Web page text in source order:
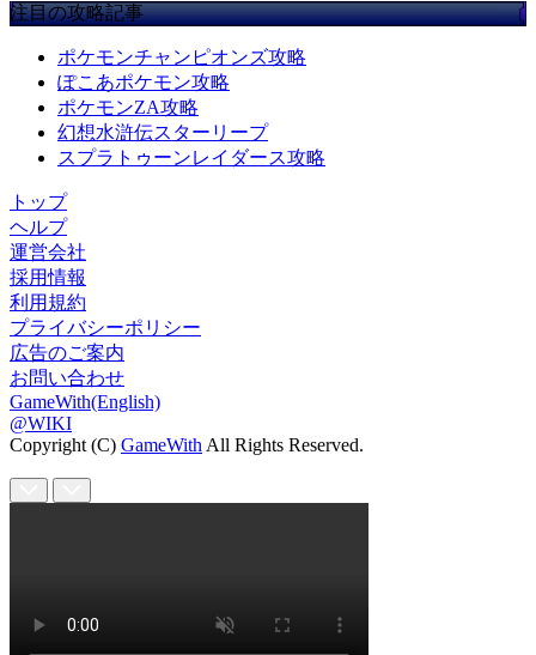
注目の攻略記事
ポケモンチャンピオンズ攻略
ぽこあポケモン攻略
ポケモンZA攻略
幻想水滸伝スターリープ
スプラトゥーンレイダース攻略
トップ
ヘルプ
運営会社
採用情報
利用規約
プライバシーポリシー
広告のご案内
お問い合わせ
GameWith(English)
@WIKI
Copyright (C) GameWith All Rights Reserved.